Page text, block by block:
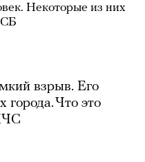
Некоторые из них
взрыв. Его
города. Что это